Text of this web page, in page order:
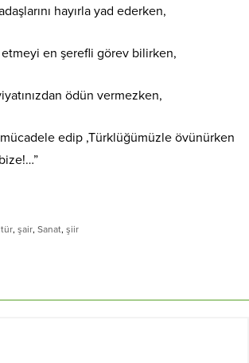
hayırla yad ederken,
en şerefli görev bilirken,
ödün vermezken,
edip ,Türklüğümüzle övünürken
, şair, Sanat, şiir